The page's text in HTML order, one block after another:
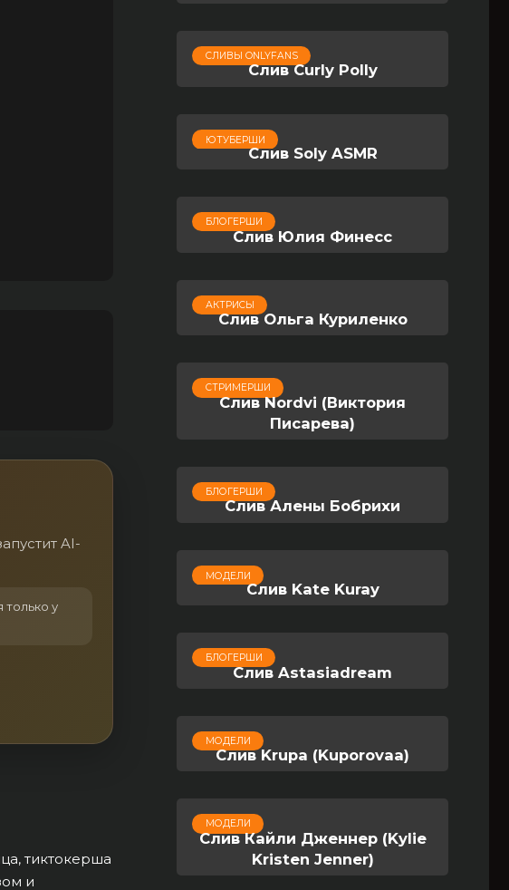
AI-
только у
тиктокерша
и
СЛИВЫ ONLYFANS
Слив Curly Polly
ЮТУБЕРШИ
Слив Soly ASMR
БЛОГЕРШИ
Слив Юлия Финесс
АКТРИСЫ
Слив Ольга Куриленко
СТРИМЕРШИ
Слив Nordvi (Виктория
Писарева)
БЛОГЕРШИ
Слив Алены Бобрихи
МОДЕЛИ
Слив Kate Kuray
БЛОГЕРШИ
Слив Astasiadream
МОДЕЛИ
Слив Krupa (Kuporovaa)
МОДЕЛИ
Слив Кайли Дженнер (Kylie
Kristen Jenner)